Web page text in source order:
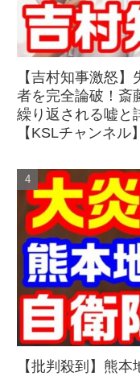
【吉村知事激怒
者を完全論破！斎
繰り返される嘘と
【KSLチャンネル】
【批判殺到】熊